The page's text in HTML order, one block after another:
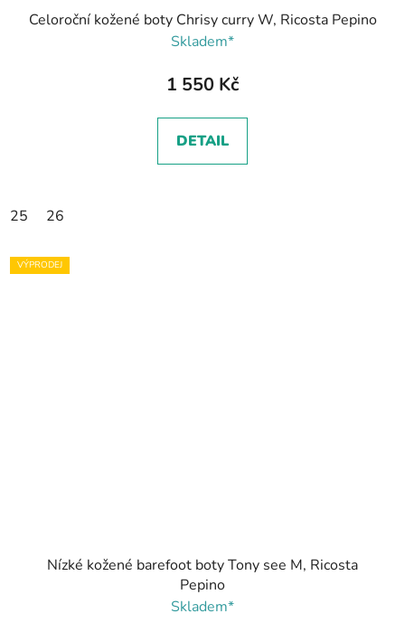
Celoroční kožené boty Chrisy curry W, Ricosta Pepino
Skladem*
1 550 Kč
DETAIL
25 26
VÝPRODEJ
Nízké kožené barefoot boty Tony see M, Ricosta
Pepino
Skladem*